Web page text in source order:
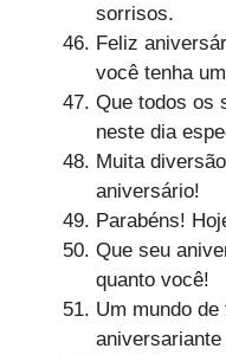
sorrisos.
Feliz
você tenha
Que todos os
neste dia
Muita
aniversário!
Parabéns!
Que seu
quanto você!
Um mundo